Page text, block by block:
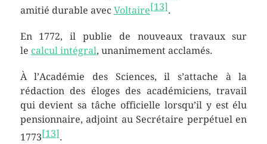
amitié durable avec Voltaire[13].
En 1772, il publie de nouveaux travaux sur
le calcul intégral, unanimement acclamés.
À l’Académie des Sciences, il s’attache à la
rédaction des éloges des académiciens, travail
qui devient sa tâche officielle lorsqu’il y est élu
pensionnaire, adjoint au Secrétaire perpétuel en
1773[13].